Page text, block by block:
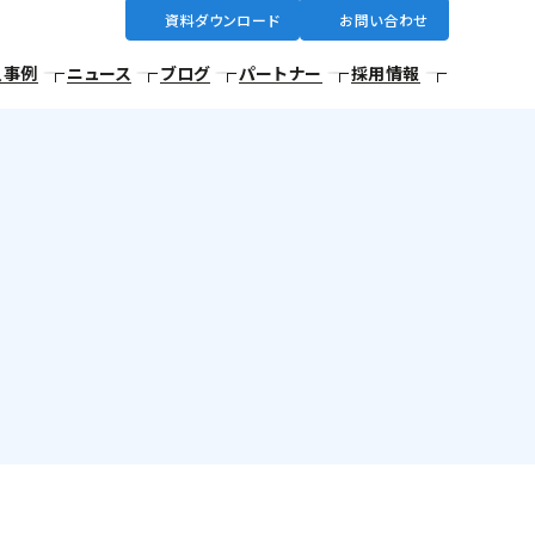
例 ニュース ブログ パートナー 採用情報
資料ダウンロード お問い合わせ